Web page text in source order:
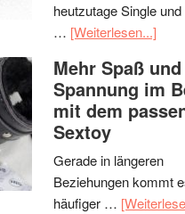
heutzutage Single
… [Weiterlesen...]
Mehr Spaß und
Spannung im
mit dem
Sextoy
Gerade in längeren
Beziehungen kommt
häufiger …